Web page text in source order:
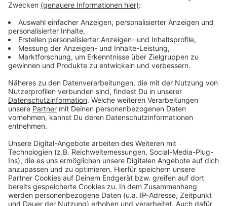
Mehr als 30 Menschen haben sich schon im August
2024 bei den Standesämtern am Niederrhein für eine
Namens- und Geschlechtsänderung angemeldet. Nach
drei Monaten können sie dann die endgültige Erklärung
abgeben. In Kempen haben sich 10 Personen
angemeldet, die alle im November 2024 Termine für
die Erklärung haben. In Viersen sind es 13 Menschen
und in Willich 7. Auch in Grefrath haben sich einige
Menschen gemeldet, um sich über das Thema zu
informieren.